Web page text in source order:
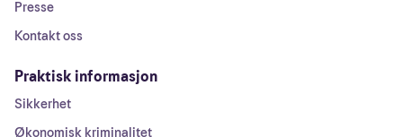
Presse
Kontakt oss
Praktisk informasjon
Sikkerhet
Økonomisk kriminalitet